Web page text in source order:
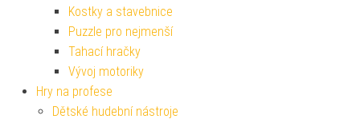
Kostky a stavebnice
Puzzle pro nejmenší
Tahací hračky
Vývoj motoriky
Hry na profese
Dětské hudební nástroje